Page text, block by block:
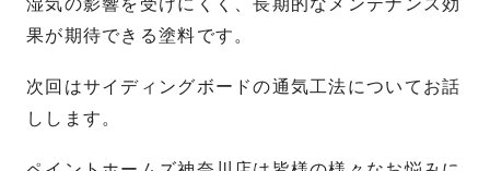
湿気の影響を受けにくく、長期的なメンテナンス効
果が期待できる塗料です。
次回はサイディングボードの通気工法についてお話
しします。